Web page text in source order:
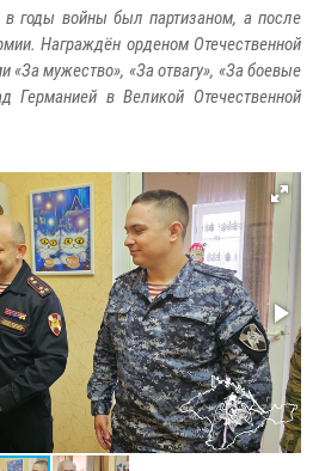
в годы войны был партизаном, а после
Награждён орденом Отечественной
«За мужество», «За отвагу», «За боевые
Германией в Великой Отечественной